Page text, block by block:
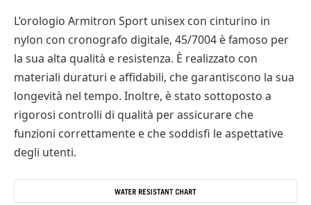
L’orologio Armitron Sport unisex con cinturino in
nylon con cronografo digitale, 45/7004 è famoso per
la sua alta qualità e resistenza. È realizzato con
materiali duraturi e affidabili, che garantiscono la sua
longevità nel tempo. Inoltre, è stato sottoposto a
rigorosi controlli di qualità per assicurare che
funzioni correttamente e che soddisfi le aspettative
degli utenti.